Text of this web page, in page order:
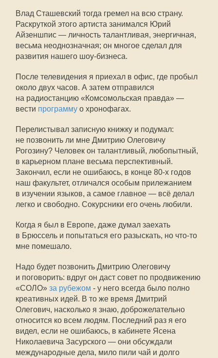
Влад Сташевский тогда гремел на всю страну.
Раскруткой этого артиста занимался Юрий
Айзеншпис — личность талантливая, энергичная,
весьма неоднозначная; он многое сделал для
развития нашего шоу-бизнеса.
После телевидения я приехал в офис, где пробыл
около двух часов. А затем отправился
на радиостанцию «Комсомольская правда» —
вести программу о хронофагах.
Перелистывал записную книжку и подумал:
не позвонить ли мне Дмитрию Олеговичу
Рогозину? Человек он талантливый, любопытный,
в карьерном плане весьма перспективный.
Закончил, если не ошибаюсь, в конце 80-х годов
наш факультет, отличался особым прилежанием
в изучении языков, а самое главное — всё делал
легко и свободно. Сокурсники его очень любили.
Когда я был в Европе, даже думал заехать
в Брюссель и попытаться его разыскать, но что-то
мне помешало.
Надо будет позвонить Дмитрию Олеговичу
и поговорить: вдруг он даст совет по продвижению
«СОЛО» за рубежом - у него всегда было полно
креативных идей. В то же время Дмитрий
Олегович, насколько я знаю, доброжелательно
относится ко всем людям. Последний раз я его
видел, если не ошибаюсь, в кабинете Ясена
Николаевича Засурского — они обсуждали
международные дела, мило пили чай и долго